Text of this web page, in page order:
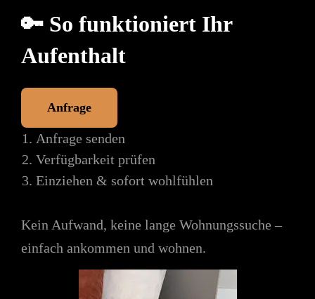
🔑 So funktioniert Ihr
Aufenthalt
Anfrage
Anfrage senden
Verfügbarkeit prüfen
Einziehen & sofort wohlfühlen
Kein Aufwand, keine lange Wohnungssuche –
einfach ankommen und wohnen.